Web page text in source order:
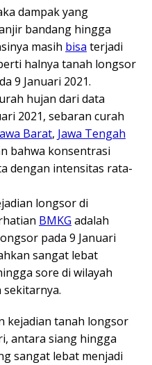
dampak yang
bandang hingga
masih bisa terjadi
halnya tanah longsor
9 Januari 2021.
hujan dari data
2021, sebaran curah
Barat, Jawa Tengah
bahwa konsentrasi
dengan intensitas rata-
longsor di
BMKG adalah
pada 9 Januari
sangat lebat
sore di wilayah
sekitarnya.
kejadian tanah longsor
antara siang hingga
sangat lebat menjadi